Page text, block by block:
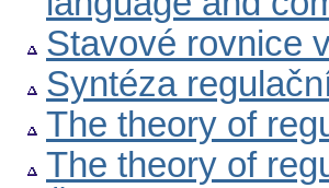
Stavové rovnice
Syntéza
The theory of
The theory of